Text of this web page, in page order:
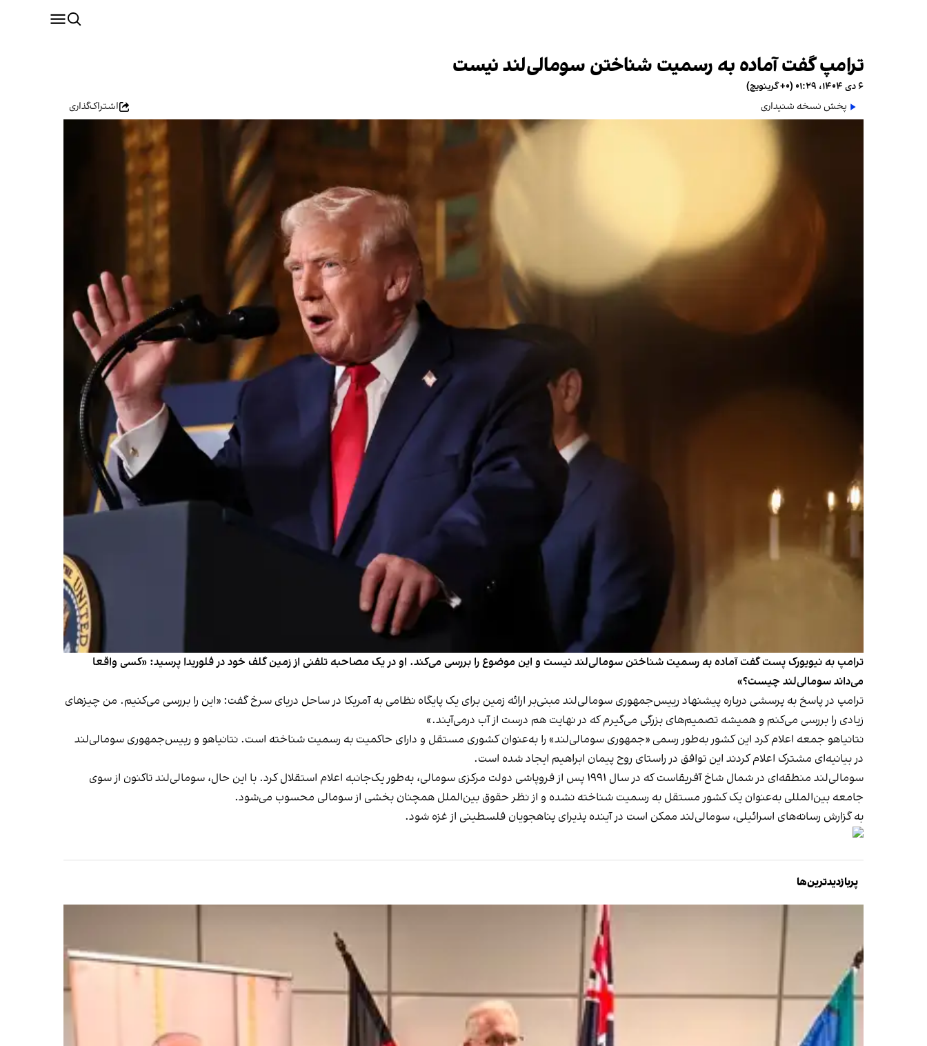
ترامپ گفت آماده به رسمیت شناختن سومالی‌لند نیست
۶ دی ۱۴۰۴، ۰۱:۲۹ (‎+۰ گرینویچ)
پخش نسخه شنیداری
اشتراک‌گذاری
ترامپ به نیویورک پست گفت آماده به رسمیت شناختن سومالی‌لند نیست و این موضوع را بررسی می‌کند. او در یک مصاحبه تلفنی از زمین گلف خود در فلوریدا پرسید: «کسی واقعا
می‌داند سومالی‌لند چیست؟»
ترامپ در پاسخ به پرسشی درباره پیشنهاد رییس‌جمهوری سومالی‌لند مبنی‌بر ارائه زمین برای یک پایگاه نظامی به آمریکا در ساحل دریای سرخ گفت: «این را بررسی می‌کنیم. من چیزهای
زیادی را بررسی می‌کنم و همیشه تصمیم‌های بزرگی می‌گیرم که در نهایت هم درست از آب درمی‌آیند.»
نتانیاهو جمعه اعلام کرد این کشور به‌طور رسمی «جمهوری سومالی‌لند» را به‌عنوان کشوری مستقل و دارای حاکمیت به رسمیت شناخته است. نتانیاهو و رییس‌جمهوری سومالی‌لند
در بیانیه‌ای مشترک اعلام کردند این توافق در راستای روح پیمان ابراهیم ایجاد شده است.
سومالی‌لند منطقه‌ای در شمال شاخ آفریقاست که در سال ۱۹۹۱ پس از فروپاشی دولت مرکزی سومالی، به‌طور یک‌جانبه اعلام استقلال کرد. با این حال، سومالی‌لند تاکنون از سوی
جامعه بین‌المللی به‌عنوان یک کشور مستقل به رسمیت شناخته نشده و از نظر حقوق بین‌الملل همچنان بخشی از سومالی محسوب می‌شود.
به گزارش رسانه‌های اسرائیلی، سومالی‌لند ممکن است در آینده پذیرای پناهجویان فلسطینی از غزه شود.
پربازدیدترین‌ها